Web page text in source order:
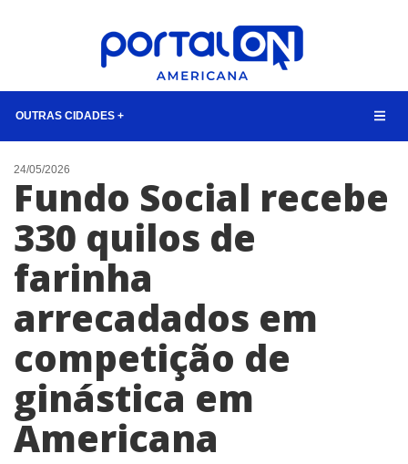
OUTRAS CIDADES +
NOTÍCIAS
LISTA DIGITAL
CONTATO
ANUNCIE
24/05/2026
Fundo Social recebe
330 quilos de
farinha
arrecadados em
competição de
ginástica em
Americana